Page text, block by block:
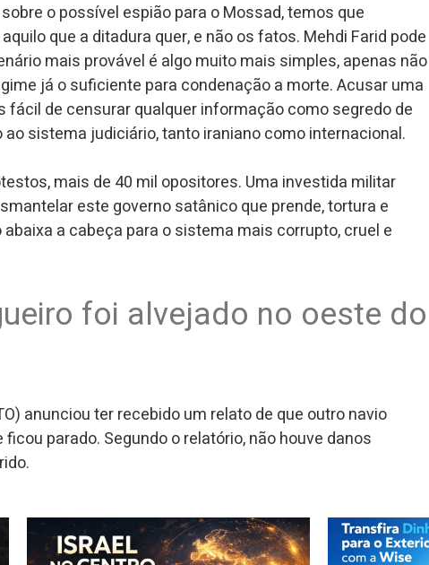
o possível espião para o Mossad, temos que
que a ditadura quer, e não os fatos. Mehdi Farid pode
mais provável é algo muito mais simples, apenas não
já o suficiente para condenação a morte. Acusar uma
de censurar qualquer informação como segredo de
sistema judiciário, tanto iraniano como internacional.
mais de 40 mil opositores. Uma investida militar
este governo satânico que prende, tortura e
a cabeça para o sistema mais corrupto, cruel e
foi alvejado no oeste do
anunciou ter recebido um relato de que outro navio
parado. Segundo o relatório, não houve danos